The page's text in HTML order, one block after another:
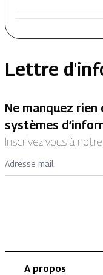
Lettre
Ne manquez
systèmes
Inscrivez-vous à
Adresse mail
A propos